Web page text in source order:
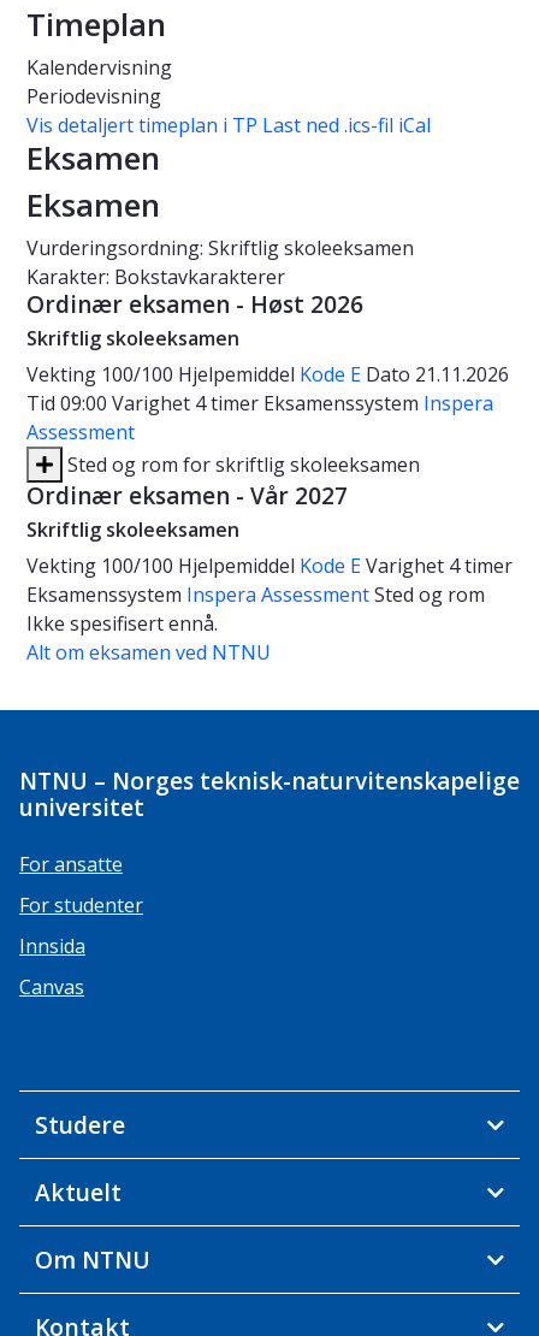
Timeplan
Kalendervisning
Periodevisning
Vis detaljert timeplan i TP Last ned .ics-fil iCal
Eksamen
Eksamen
Vurderingsordning: Skriftlig skoleeksamen
Karakter: Bokstavkarakterer
Ordinær eksamen - Høst 2026
Skriftlig skoleeksamen
Vekting 100/100 Hjelpemiddel Kode E Dato 21.11.2026
Tid 09:00 Varighet 4 timer Eksamenssystem Inspera
Assessment
Sted og rom for skriftlig skoleeksamen
Ordinær eksamen - Vår 2027
Skriftlig skoleeksamen
Vekting 100/100 Hjelpemiddel Kode EVarighet 4 timer
Eksamenssystem Inspera AssessmentSted og rom
Ikke spesifisert ennå.
Alt om eksamen ved NTNU
NTNU – Norges teknisk-naturvitenskapelige
universitet
For ansatte
For studenter
Innsida
Canvas
Studere
Aktuelt
Om NTNU
Kontakt